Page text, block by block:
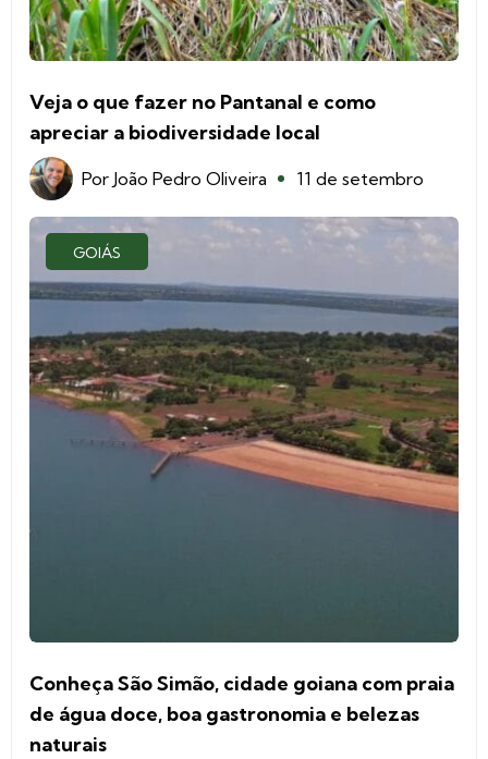
Veja o que fazer no Pantanal e como
apreciar a biodiversidade local
Por João Pedro Oliveira 11 de setembro
GOIÁS
Conheça São Simão, cidade goiana com praia
de água doce, boa gastronomia e belezas
naturais